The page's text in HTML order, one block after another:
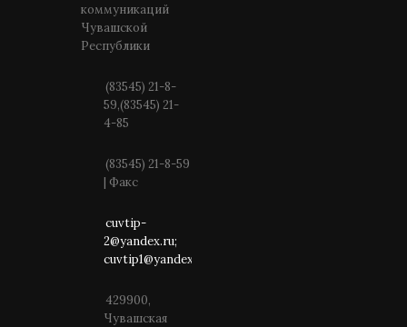
коммуникаций
Чувашской
Республики
(83545) 21-8-
59,(83545) 21-
4-85
(83545) 21-8-59
| Факс
cuvtip-
2@yandex.ru;
cuvtip1@yandex.ru
429900,
Чувашская